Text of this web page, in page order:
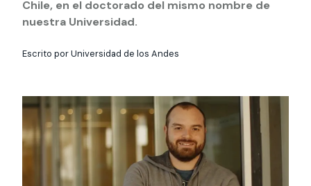
cursos
estadías
Te puede
interesar:
International
students
Facultades
interesar:
2025
vinculación con la
sociedad
intercambio
interesar:
Uandes
estudiantiles
Chile, en el doctorado del mismo nombre de
nuestra Universidad.
Escrito por Universidad de los Andes